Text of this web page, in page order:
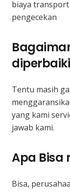
biaya
pengecekan
Tentu masih
yang kami
jawab kami.
Apa Bisa
Bisa,